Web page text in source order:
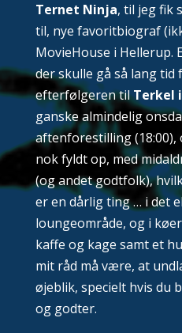
Ternet Ninja, til jeg fik
til, nye favoritbiograf
MovieHouse i Hellerup.
der skulle gå så lang tid
efterfølgeren tilTerkel
ganske almindelig
aftenforestilling
nok fyldt op, med
(og andet godtfolk),
er en dårlig ting … i det
loungeområde, og i
kaffe og kage samt et
mit råd må være, at
øjeblik, specielt hvis du
og godter.